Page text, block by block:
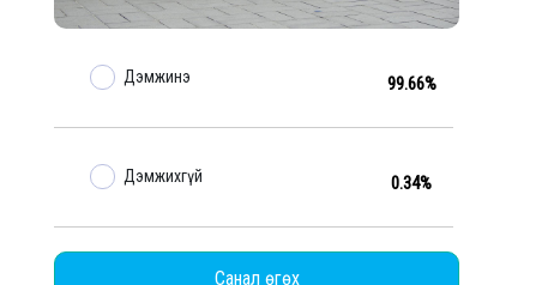
Дэмжинэ 99.66%
Дэмжихгүй 0.34%
Санал өгөх